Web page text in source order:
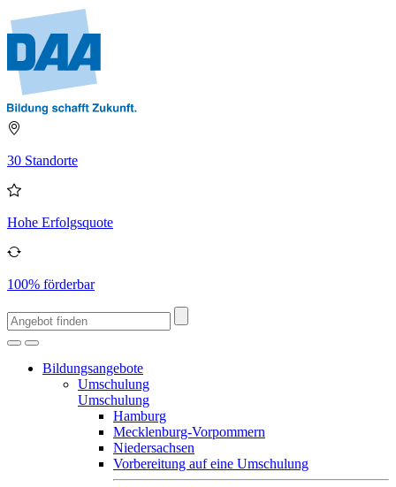
30 Standorte
Hohe Erfolgsquote
100% förderbar
Bildungsangebote
Umschulung
Umschulung
Hamburg
Mecklenburg-Vorpommern
Niedersachsen
Vorbereitung auf eine Umschulung